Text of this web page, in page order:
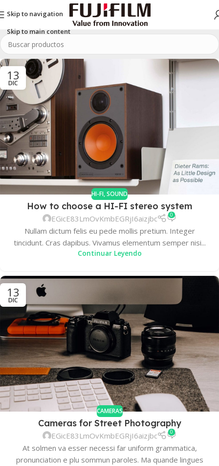
Skip to navigation
Skip to main content
13
DIC
HI-FI,SOUND
How to choose a HI-FI stereo system
EGicE83LmOvKmbEGRjI6aizjbc 0
Nullam dictum felis eu pede mollis pretium. Integer
tincidunt. Cras dapibus. Vivamus elementum semper nisi...
Continuar Leyendo
13
DIC
CAMERAS
Cameras for Street Photography
EGicE83LmOvKmbEGRjI6aizjbc 0
At solmen va esser necessi far uniform grammatica,
pronunciation e plu sommun paroles. Ma quande lingues